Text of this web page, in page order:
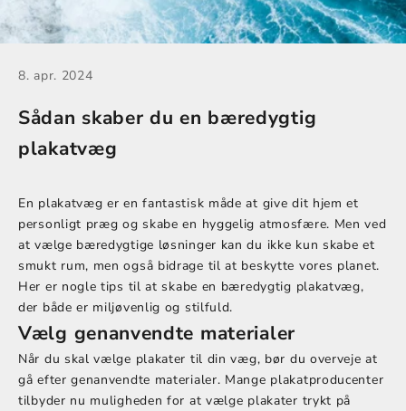
8. apr. 2024
Sådan skaber du en bæredygtig
plakatvæg
En plakatvæg er en fantastisk måde at give dit hjem et
personligt præg og skabe en hyggelig atmosfære. Men ved
at vælge bæredygtige løsninger kan du ikke kun skabe et
smukt rum, men også bidrage til at beskytte vores planet.
Her er nogle tips til at skabe en bæredygtig plakatvæg,
der både er miljøvenlig og stilfuld.
Vælg genanvendte materialer
Når du skal vælge plakater til din væg, bør du overveje at
gå efter genanvendte materialer. Mange plakatproducenter
tilbyder nu muligheden for at vælge plakater trykt på